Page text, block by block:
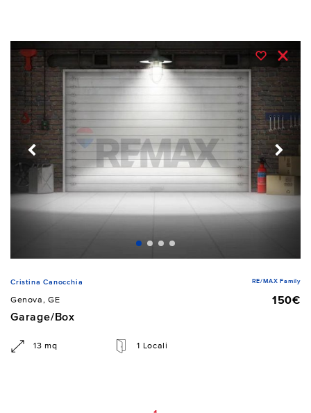
Cristina Canocchia RE/MAX Family
Genova, GE
150€
Garage/Box
13 mq 1 Locali